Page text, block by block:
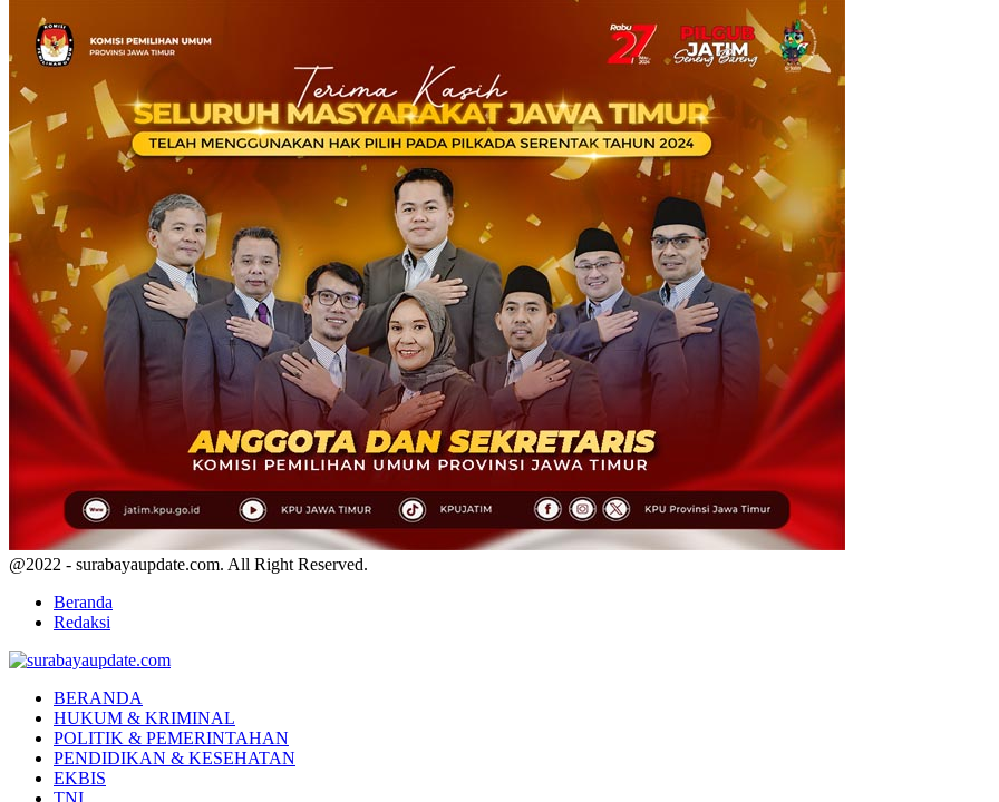
@2022 - surabayaupdate.com. All Right Reserved.
Beranda
Redaksi
BERANDA
HUKUM & KRIMINAL
POLITIK & PEMERINTAHAN
PENDIDIKAN & KESEHATAN
EKBIS
TNI